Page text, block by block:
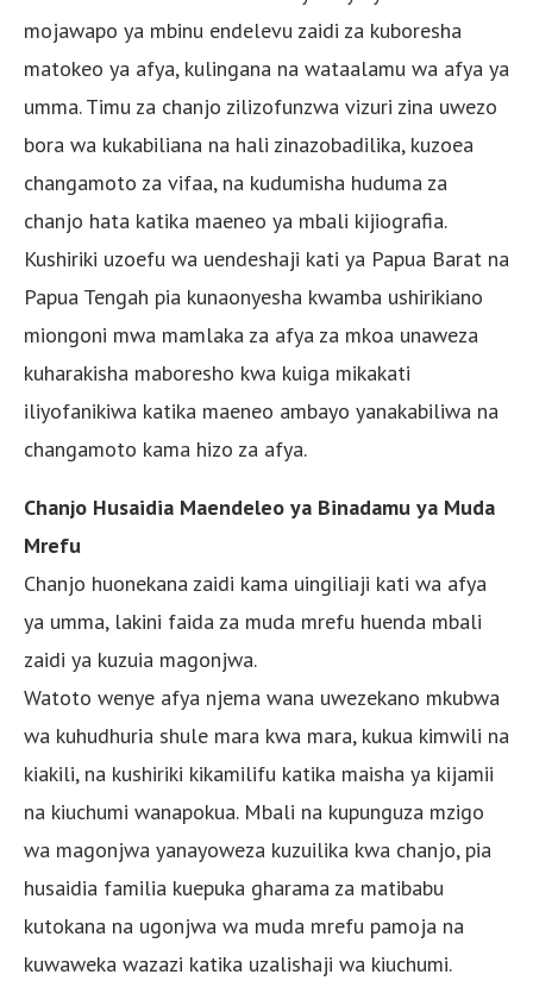
mojawapo ya mbinu endelevu zaidi za kuboresha
matokeo ya afya, kulingana na wataalamu wa afya ya
umma. Timu za chanjo zilizofunzwa vizuri zina uwezo
bora wa kukabiliana na hali zinazobadilika, kuzoea
changamoto za vifaa, na kudumisha huduma za
chanjo hata katika maeneo ya mbali kijiografia.
Kushiriki uzoefu wa uendeshaji kati ya Papua Barat na
Papua Tengah pia kunaonyesha kwamba ushirikiano
miongoni mwa mamlaka za afya za mkoa unaweza
kuharakisha maboresho kwa kuiga mikakati
iliyofanikiwa katika maeneo ambayo yanakabiliwa na
changamoto kama hizo za afya.
Chanjo Husaidia Maendeleo ya Binadamu ya Muda
Mrefu
Chanjo huonekana zaidi kama uingiliaji kati wa afya
ya umma, lakini faida za muda mrefu huenda mbali
zaidi ya kuzuia magonjwa.
Watoto wenye afya njema wana uwezekano mkubwa
wa kuhudhuria shule mara kwa mara, kukua kimwili na
kiakili, na kushiriki kikamilifu katika maisha ya kijamii
na kiuchumi wanapokua. Mbali na kupunguza mzigo
wa magonjwa yanayoweza kuzuilika kwa chanjo, pia
husaidia familia kuepuka gharama za matibabu
kutokana na ugonjwa wa muda mrefu pamoja na
kuwaweka wazazi katika uzalishaji wa kiuchumi.